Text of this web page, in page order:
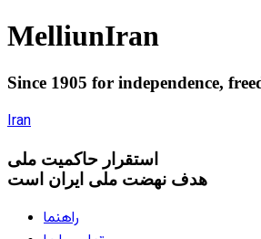
MelliunIran
Since 1905 for independence,
Iran
استقرار حاکميت ملی
هدف نهضت ملی ایران است
راهنما